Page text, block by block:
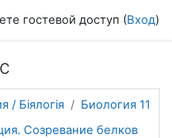
гостевой доступ (Вход)
/ Біялогія
Биология 11
Созревание белков